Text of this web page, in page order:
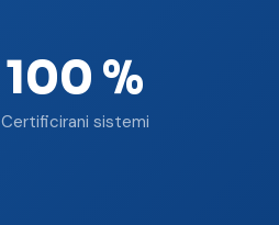
100 %
Certificirani sistemi